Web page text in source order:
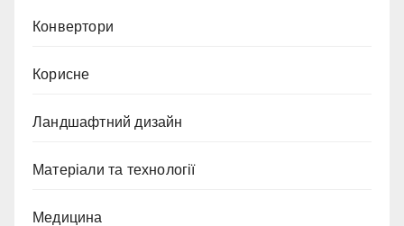
Конвертори
Корисне
Ландшафтний дизайн
Матеріали та технології
Медицина